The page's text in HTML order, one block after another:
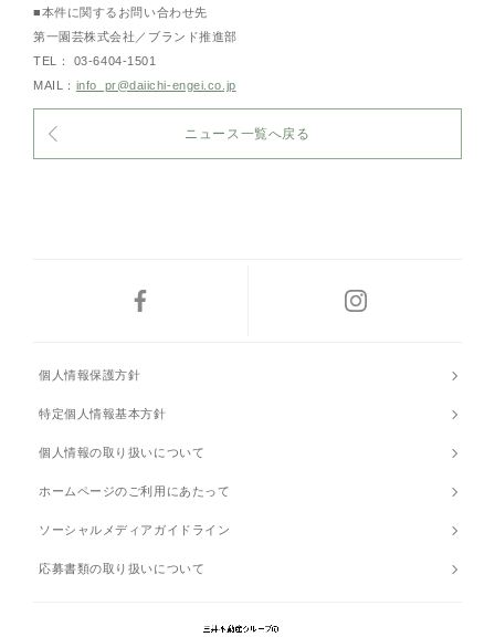
■本件に関するお問い合わせ先
第一園芸株式会社／ブランド推進部
TEL： 03-6404-1501
MAIL： info_pr@daiichi-engei.co.jp
ニュース一覧へ戻る
個人情報保護方針
特定個人情報基本方針
個人情報の取り扱いについて
ホームページのご利用にあたって
ソーシャルメディアガイドライン
応募書類の取り扱いについて